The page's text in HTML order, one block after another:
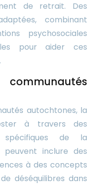
de retrait. Des
combinant
psychosociales
pour aider ces
autochtones, la
à travers des
spécifiques de la
peuvent inclure des
à des concepts
déséquilibres dans